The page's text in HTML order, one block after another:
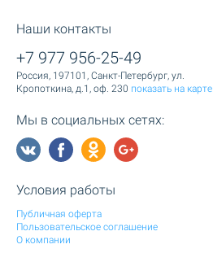
Наши контакты
+7 977 956-25-49
Россия, 197101, Санкт-Петербург, ул.
Кропоткина, д.1, оф. 230 показать на карте
Мы в социальных сетях:
Условия работы
Публичная оферта
Пользовательское соглашение
О компании